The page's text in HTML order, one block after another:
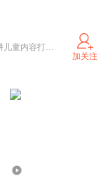
贝乐虎（BarryTiger）是乐擎网络多年深耕儿童内容打造的IP，包含儿歌、动画、原创音乐剧等。全网音乐收听超过500亿，视频播放超过1000亿，深受家长和宝宝们的喜爱。让每一个孩子快乐成长！快乐陪伴，寓教于乐。
加关注